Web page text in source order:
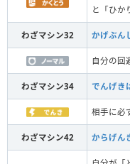
と「ひか
わざマシン32 かげぶん
自分の回
わざマシン34 でんげき
相手に必
わざマシン42 からげん